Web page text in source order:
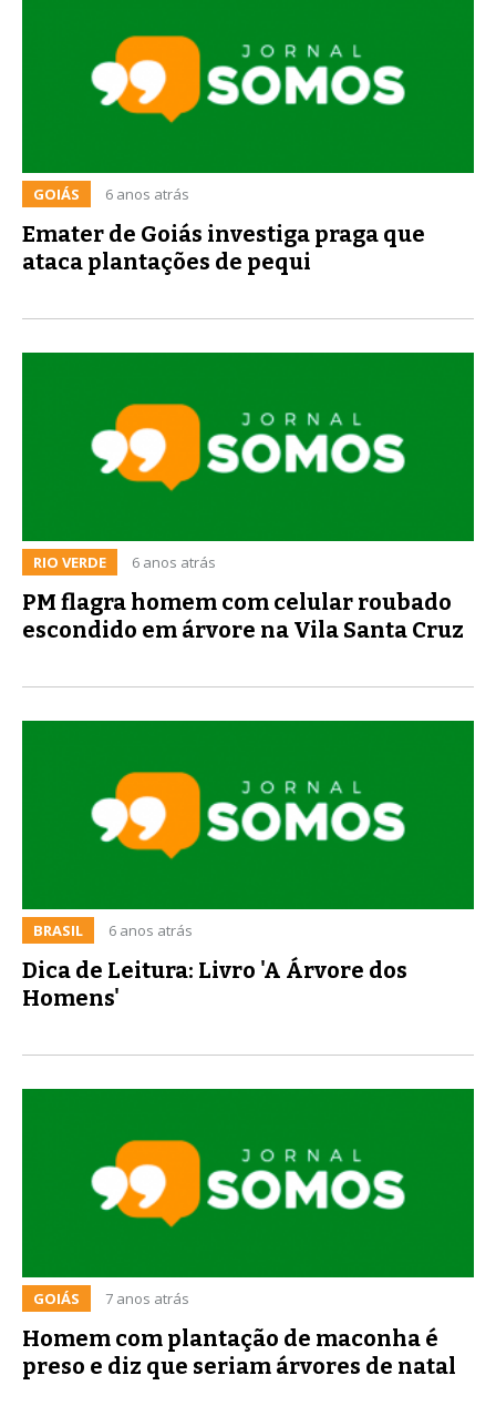
GOIÁS 6 anos atrás
Emater de Goiás investiga praga que
ataca plantações de pequi
RIO VERDE 6 anos atrás
PM flagra homem com celular roubado
escondido em árvore na Vila Santa Cruz
BRASIL 6 anos atrás
Dica de Leitura: Livro 'A Árvore dos
Homens'
GOIÁS 7 anos atrás
Homem com plantação de maconha é
preso e diz que seriam árvores de natal